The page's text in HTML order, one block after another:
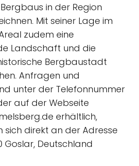
in der Region
Mit seiner Lage im
zudem eine
Landschaft und die
Bergbaustadt
Anfragen und
unter der Telefonnummer
auf der Webseite
erhältlich,
sich direkt an der Adresse
Goslar, Deutschland